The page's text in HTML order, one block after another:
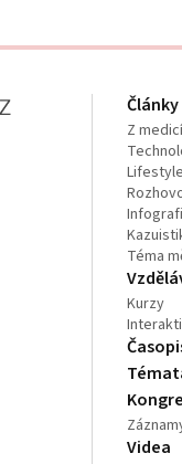
Články
Z
Lifestyle
Téma
Kurzy
Videa